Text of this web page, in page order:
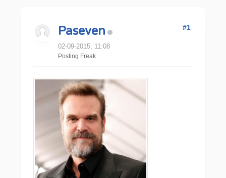
Paseven
02-09-2015, 11:08
Posting Freak
#1